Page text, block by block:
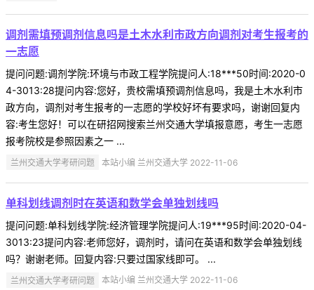
调剂需填预调剂信息吗是土木水利市政方向调剂对考生报考的
一志愿
提问问题:调剂学院:环境与市政工程学院提问人:18***50时间:2020-0
4-3013:28提问内容:您好，贵校需填预调剂信息吗，我是土木水利市
政方向，调剂对考生报考的一志愿的学校好坏有要求吗，谢谢回复内
容:考生您好！可以在研招网搜索兰州交通大学填报意愿，考生一志愿
报考院校是参照因素之一 ...
兰州交通大学考研问题 本站小编 兰州交通大学 2022-11-06
单科划线调剂时在英语和数学会单独划线吗
提问问题:单科划线学院:经济管理学院提问人:19***95时间:2020-04-
3013:23提问内容:老师您好，调剂时，请问在英语和数学会单独划线
吗？谢谢老师。回复内容:只要过国家线即可。 ...
兰州交通大学考研问题 本站小编 兰州交通大学 2022-11-06